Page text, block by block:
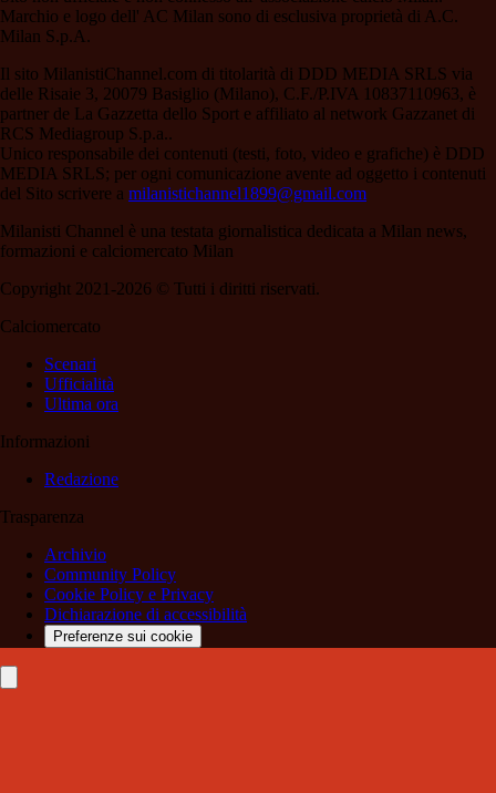
Marchio e logo dell' AC Milan sono di esclusiva proprietà di A.C.
Milan S.p.A.
Il sito MilanistiChannel.com di titolarità di DDD MEDIA SRLS via
delle Risaie 3, 20079 Basiglio (Milano), C.F./P.IVA 10837110963, è
partner de La Gazzetta dello Sport e affiliato al network Gazzanet di
RCS Mediagroup S.p.a..
Unico responsabile dei contenuti (testi, foto, video e grafiche) è DDD
MEDIA SRLS; per ogni comunicazione avente ad oggetto i contenuti
del Sito scrivere a milanistichannel1899@gmail.com
Milanisti Channel è una testata giornalistica dedicata a Milan news,
formazioni e calciomercato Milan
Copyright 2021-2026 © Tutti i diritti riservati.
Calciomercato
Scenari
Ufficialità
Ultima ora
Informazioni
Redazione
Trasparenza
Archivio
Community Policy
Cookie Policy e Privacy
Dichiarazione di accessibilità
Preferenze sui cookie